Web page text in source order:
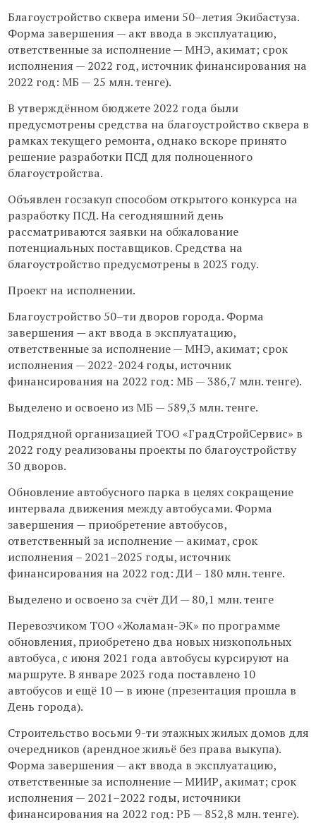
Благоустройство сквера имени 50–летия Экибастуза.
Форма завершения — акт ввода в эксплуатацию,
ответственные за исполнение — МНЭ, акимат; срок
исполнения — 2022 год, источник финансирования на
2022 год: МБ — 25 млн. тенге).
В утверждённом бюджете 2022 года были
предусмотрены средства на благоустройство сквера в
рамках текущего ремонта, однако вскоре принято
решение разработки ПСД для полноценного
благоустройства.
Объявлен госзакуп способом открытого конкурса на
разработку ПСД. На сегодняшний день
рассматриваются заявки на обжалование
потенциальных поставщиков. Средства на
благоустройство предусмотрены в 2023 году.
Проект на исполнении.
Благоустройство 50–ти дворов города. Форма
завершения — акт ввода в эксплуатацию,
ответственные за исполнение — МНЭ, акимат; срок
исполнения — 2022-2024 годы, источник
финансирования на 2022 год: МБ — 386,7 млн. тенге).
Выделено и освоено из МБ — 589,3 млн. тенге.
Подрядной организацией ТОО «ГрадСтройСервис» в
2022 году реализованы проекты по благоустройству
30 дворов.
Обновление автобусного парка в целях сокращение
интервала движения между автобусами. Форма
завершения — приобретение автобусов,
ответственный за исполнение — акимат, срок
исполнения – 2021–2025 годы, источник
финансирования на 2022 год: ДИ – 180 млн. тенге.
Выделено и освоено за счёт ДИ — 80,1 млн. тенге
Перевозчиком ТОО «Жоламан-ЭК» по программе
обновления, приобретено два новых низкопольных
автобуса, с июня 2021 года автобусы курсируют на
маршруте. В январе 2023 года поставлено 10
автобусов и ещё 10 — в июне (презентация прошла в
День города).
Строительство восьми 9-ти этажных жилых домов для
очередников (арендное жильё без права выкупа).
Форма завершения — акт ввода в эксплуатацию,
ответственные за исполнение — МИИР, акимат; срок
исполнения — 2021–2022 годы, источники
финансирования на 2022 год: РБ — 852,8 млн. тенге).